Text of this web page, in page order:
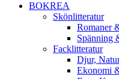
BOKREA
Skönlitteratur
Romaner
Spänning
Facklitteratur
Djur,
Ekonomi